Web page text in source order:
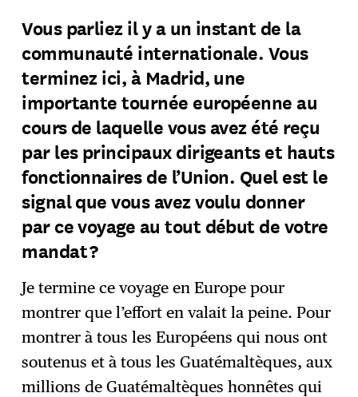
Vous parliez il y a un instant de la
communauté internationale. Vous
terminez ici, à Madrid, une
importante tournée européenne au
cours de laquelle vous avez été reçu
par les principaux dirigeants et hauts
fonctionnaires de l’Union. Quel est le
signal que vous avez voulu donner
par ce voyage au tout début de votre
mandat ?
Je termine ce voyage en Europe pour
montrer que l’effort en valait la peine. Pour
montrer à tous les Européens qui nous ont
soutenus et à tous les Guatémaltèques, aux
millions de Guatémaltèques honnêtes qui